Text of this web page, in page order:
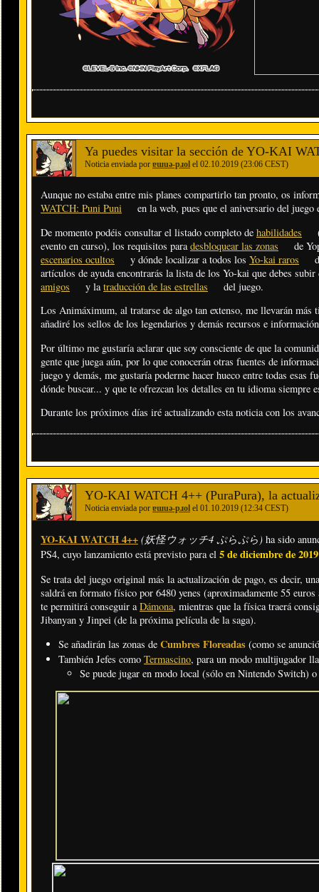
Ya puedes visitar la sección de YO-KAI
Noticia enviada por ɐɯuǝ-pɹol el 02.10.2019 (23:06 CEST)
Aunque no estaba entre mis planes compartirlo tan pronto, os
WATCH: Puni Puni
en la web, pues que el aniversario del juego
De momento podéis consultar el listado completo de habilidades
evento en curso), los requisitos para desbloquear las zonas
de
escenarios ocultos
y dónde localizar a todos los Yo-kai raros
artículos de ayuda encontrarás la lista de los Yo-kai que debes
amigos
y la traducción de las estrellas
del juego.
Los Animáximum, al tratarse de algo tan extenso, me llevarán
añadiré los sellos de los legendarios y demás recursos e
Por último me gustaría aclarar que soy consciente de que la
gente que juega aún, por lo que conocerán otras fuentes de
juego y demás, me gustaría poderme hacer hueco entre todas
dónde buscar... y que te ofrezcan los detalles en tu idioma siempre
Durante los próximos días iré actualizando esta noticia con los
YO-KAI WATCH 4++ (PuraPura), la
Noticia enviada por ɐɯuǝ-pɹol el 01.10.2019 (12:34 CEST)
YO-KAI WATCH 4++ (妖怪ウォッチ4 ぷらぷら) ha sido
PS4, cuyo lanzamiento está previsto para el 5 de diciembre de 2019
Se trata del juego original más la actualización de pago, es decir,
saldrá en formato físico por 6480 yenes (aproximadamente 55
te permitirá conseguir a Dámona, mientras que la física traerá
Jibanyan y Jinpei (de la próxima película de la saga).
Se añadirán las zonas de Cumbres Floreadas (como se
También Jefes como Termascino, para un modo multijugador
Se puede jugar en modo local (sólo en Nintendo Switch)